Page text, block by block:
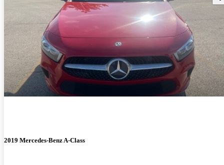
2019 Mercedes-Benz A-Class